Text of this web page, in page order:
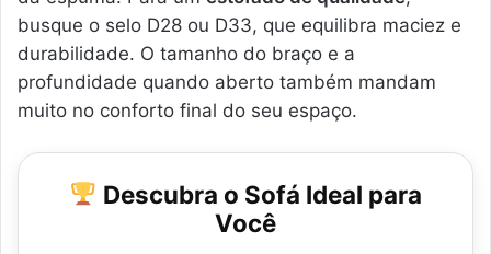
busque o selo D28 ou D33, que equilibra maciez e
durabilidade. O tamanho do braço e a
profundidade quando aberto também mandam
muito no conforto final do seu espaço.
Descubra o Sofá Ideal para
Você